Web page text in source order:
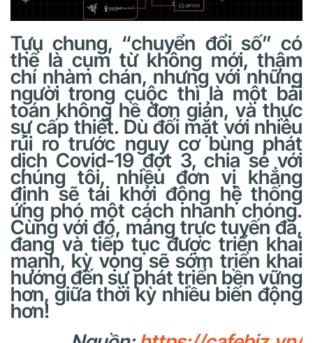
Tựu chung, “chuyển đổi số” có
thể là cụm từ không mới, thậm
chí nhàm chán, nhưng với những
người trong cuộc thì là một bài
toán không hề đơn giản, và thực
sự cấp thiết. Dù đối mặt với nhiều
rủi ro trước nguy cơ bùng phát
dịch Covid-19 đợt 3, chia sẻ với
chúng tôi, nhiều đơn vị khẳng
định sẽ tái khởi động hệ thống
ứng phó một cách nhanh chóng.
Cùng với đó, mảng trực tuyến đã,
đang và tiếp tục được triển khai
mạnh, kỳ vọng sẽ sớm triển khai
hướng đến sự phát triển bền vững
hơn, giữa thời kỳ nhiều biến động
hơn!